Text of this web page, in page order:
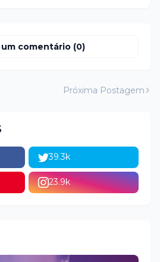
comentário (0)
Próxima Postagem
39.3k
23.9k